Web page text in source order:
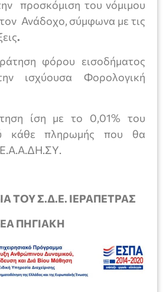
προσκόμιση του νόμιμου
Ανάδοχο, σύμφωνα με τις
.
φόρου εισοδήματος
ισχύουσα Φορολογική
ίση με το 0,01% του
κάθε πληρωμής που θα
Ε.Α.Α.ΔΗ.ΣΥ.
ΤΟΥ Σ.Δ.Ε. ΙΕΡΑΠΕΤΡΑΣ
ΠΗΓΙΑΚΗ